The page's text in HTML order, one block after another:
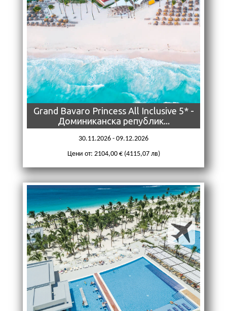
Grand Bavaro Princess All Inclusive 5* -
Доминиканска републик...
30.11.2026 - 09.12.2026
Цени от: 2104,00 € (4115,07 лв)